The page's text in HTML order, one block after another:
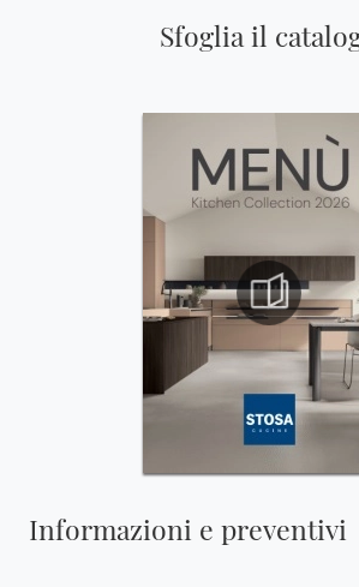
Sfoglia il
Informazioni e preventivi